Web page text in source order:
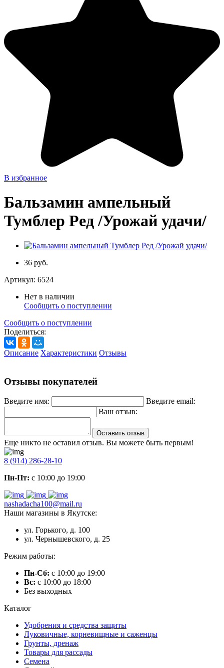
В избранное
Бальзамин ампельный
Тумблер Ред /Урожай удачи/
36 руб.
Артикул: 6524
Нет в наличии
Сообщить о поступлении
Сообщить о поступлении
Поделиться:
Описание Характеристики Отзывы
Отзывы покупателей
Введите имя:
Введите email:
Ваш отзыв:
Оставить отзыв
Еще никто не оставил отзыв. Вы можете быть первым!
8 (914) 286-28-10
Пн-Пт: с 10:00 до 19:00
nashadacha100@mail.ru
Наши магазины в Якутске:
ул. Горького, д. 100
ул. Чернышевского, д. 25
Режим работы:
Пн-Сб: с 10:00 до 19:00
Вс: с 10:00 до 18:00
Без выходных
Каталог
Удобрения и средства защиты
Луковичные, корневищные и саженцы
Грунты, дренаж
Товары для рассады
Семена